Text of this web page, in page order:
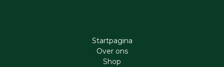
Startpagina
Ove​r​ ons
Shop